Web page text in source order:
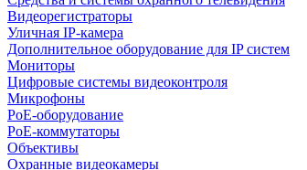
Видеорегистраторы
Уличная IP-камера
Дополнительное оборудование для IP систем
Мониторы
Цифровые системы видеоконтроля
Микрофоны
PoE-оборудование
PoE-коммутаторы
Объективы
Охранные видеокамеры